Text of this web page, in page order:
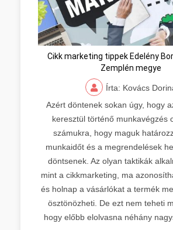
Cikk marketing tippek Edelény
Zemplén megye
Írta: Kovács
Azért döntenek sokan úgy, hogy
keresztül történő munkavégzés
számukra, hogy maguk
munkaidőt és a megrendelések
döntsenek. Az olyan taktikák
mint a cikkmarketing, ma
és holnap a vásárlókat a termék
ösztönözheti. De ezt nem teheti
hogy előbb elolvasna néhány